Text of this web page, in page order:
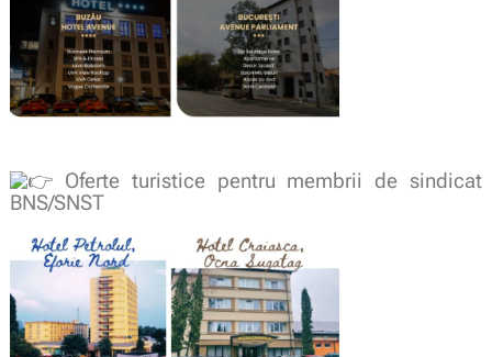
Oferte turistice pentru membrii de sindicat
BNS/SNST